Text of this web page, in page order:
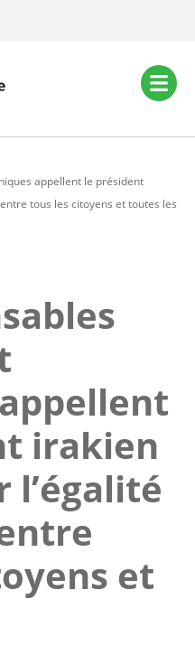
appellent le président
tous les citoyens et toutes les
irakien
l’égalité
et